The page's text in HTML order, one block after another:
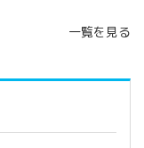
一覧を見る